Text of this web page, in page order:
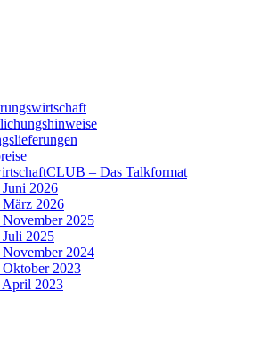
– Das Talkformat
2026
2026
2025
2025
2024
2023
2023